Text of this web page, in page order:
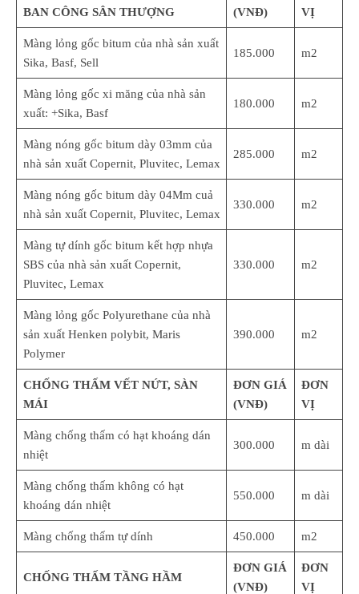
BAN CÔNG SÂN THƯỢNG
(VNĐ)
VỊ
Màng lỏng gốc bitum của nhà sản xuất
Sika, Basf, Sell
185.000 m2
Màng lỏng gốc xi măng của nhà sản
xuất: +Sika, Basf
180.000 m2
Màng nóng gốc bitum dày 03mm của
nhà sản xuất Copernit, Pluvitec, Lemax
285.000 m2
Màng nóng gốc bitum dày 04Mm cuả
nhà sản xuất Copernit, Pluvitec, Lemax
330.000 m2
Màng tự dính gốc bitum kết hợp nhựa
SBS của nhà sản xuất Copernit,
Pluvitec, Lemax
330.000 m2
Màng lỏng gốc Polyurethane của nhà
sản xuất Henken polybit, Maris
Polymer
390.000 m2
CHỐNG THẤM VẾT NỨT, SÀN
MÁI
ĐƠN GIÁ
(VNĐ)
ĐƠN
VỊ
Màng chống thấm có hạt khoáng dán
nhiệt
300.000 m dài
Màng chống thấm không có hạt
khoáng dán nhiệt
550.000 m dài
Màng chống thấm tự dính 450.000 m2
CHỐNG THẤM TẦNG HẦM
ĐƠN GIÁ
(VNĐ)
ĐƠN
VỊ